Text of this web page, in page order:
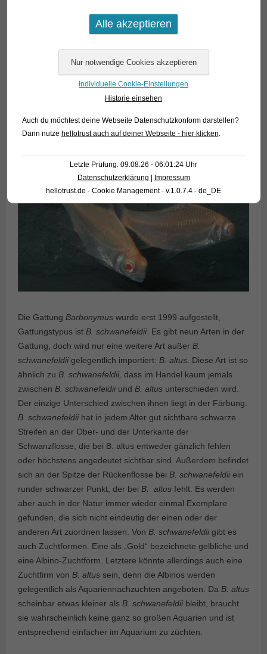
Die Gattung Barbonymus wurde erst 1999 aufgestellt,
Gattungstypus ist B. schwanefeldii. Es gibt neun Arten in der
Gattung, doch wird nur eine weitere Art außer B.
schwanefeldiigelegentlich importiert: B. altus. Diese Art ist so
ähnlich zu B. schwanefeldii, dass im Handel kaum jemals
zwischen B. schwanefeldiiund B. altus unterschieden wird.
Der einzige Unterschied zwischen ihnen liegt in der Färbung.
B. schwanefeldiihat in jedem Alter gut sichtbare schwarze
Streifen an der Ober- und der Unterkante der
Schwanzflosse, die bei B. altus entweder gänzlich fehlen
oder höchstens angedeutet sichtbar sind. Außerdem befindet
sich an der Spitze der Rückenflosse bei B. schwanefeldiiein
runder schwarzer Punkt, der bei B. altus fehlt. Es werden
aber auch in der Natur immer wieder einmal Exemplare
gefunden, die sich nicht eindeutig der einen oder der
anderen Art zuordnen lassen. Von B. schwanefeldiigibt es
auch Zuchtformen. Eine als „Gold“ bezeichnete gelbliche und
eine Albino-Zuchtform. Letztere könnte allerdings auch eine
Zuchtfirm von B. altus sein, denn die Albinos werden
gelegentlich als Aquariennachzuchten angeboten. Da B. altus
scheinbar etwas kleiner als B. schwanefeldiibleibt, braucht
sie wahrscheinlich keine ganz so großen Aquarien und ist
entsprechend einfacher im Aquarium zu züchten.
Individuelle Cookie-Einstellungen
Historie einsehen
Auch du möchtest deine Webseite Datenschutzkonform darstellen?
Dann nutze hellotrust auch auf deiner Webseite - hier klicken.
Letzte Prüfung: 09.08.26 - 06:01:24 Uhr
Datenschutzerklärung
Impressum
hellotrust.de - Cookie Management - v.1.0.7.4 - de_DE